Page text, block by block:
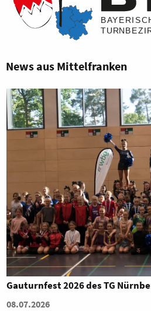
News aus Mittelfranken
Gauturnfest 2026 des TG
08.07.2026